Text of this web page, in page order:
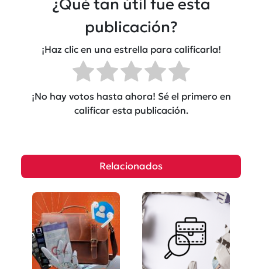
¿Qué tan útil fue esta
publicación?
¡Haz clic en una estrella para calificarla!
¡No hay votos hasta ahora! Sé el primero en
calificar esta publicación.
Relacionados